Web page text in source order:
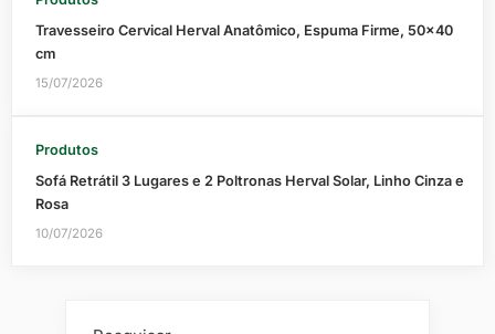
Travesseiro Cervical Herval Anatômico, Espuma Firme, 50×40
cm
15/07/2026
Produtos
Sofá Retrátil 3 Lugares e 2 Poltronas Herval Solar, Linho Cinza e
Rosa
10/07/2026